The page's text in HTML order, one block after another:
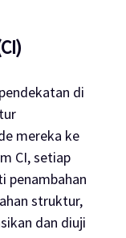
di
mereka ke
CI, setiap
penambahan
struktur,
dan diuji